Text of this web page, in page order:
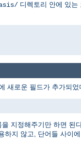
디렉토리 안에 있는
새로운 필드가 추가되었
지정해주기만 하면 된
지 않고, 단어들 사이